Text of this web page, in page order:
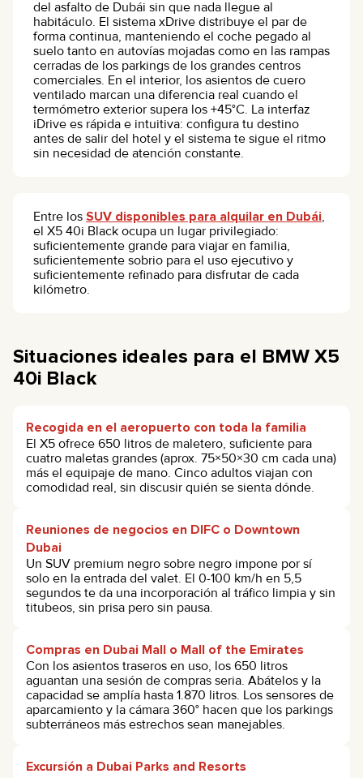
del asfalto de Dubái sin que nada llegue al
habitáculo. El sistema xDrive distribuye el par de
forma continua, manteniendo el coche pegado al
suelo tanto en autovías mojadas como en las rampas
cerradas de los parkings de los grandes centros
comerciales. En el interior, los asientos de cuero
ventilado marcan una diferencia real cuando el
termómetro exterior supera los +45°C. La interfaz
iDrive es rápida e intuitiva: configura tu destino
antes de salir del hotel y el sistema te sigue el ritmo
sin necesidad de atención constante.
Entre los SUV disponibles para alquilar en Dubái,
el X5 40i Black ocupa un lugar privilegiado:
suficientemente grande para viajar en familia,
suficientemente sobrio para el uso ejecutivo y
suficientemente refinado para disfrutar de cada
kilómetro.
Situaciones ideales para el BMW X5
40i Black
Recogida en el aeropuerto con toda la familia
El X5 ofrece 650 litros de maletero, suficiente para
cuatro maletas grandes (aprox. 75×50×30 cm cada una)
más el equipaje de mano. Cinco adultos viajan con
comodidad real, sin discusir quién se sienta dónde.
Reuniones de negocios en DIFC o Downtown
Dubai
Un SUV premium negro sobre negro impone por sí
solo en la entrada del valet. El 0-100 km/h en 5,5
segundos te da una incorporación al tráfico limpia y sin
titubeos, sin prisa pero sin pausa.
Compras en Dubai Mall o Mall of the Emirates
Con los asientos traseros en uso, los 650 litros
aguantan una sesión de compras seria. Abátelos y la
capacidad se amplía hasta 1.870 litros. Los sensores de
aparcamiento y la cámara 360° hacen que los parkings
subterráneos más estrechos sean manejables.
Excursión a Dubai Parks and Resorts